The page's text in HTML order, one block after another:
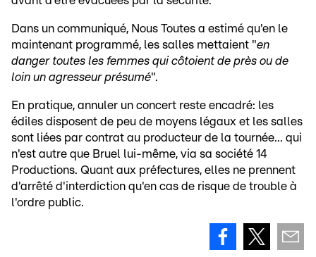
Dans un communiqué, Nous Toutes a estimé qu'en le
maintenant programmé, les salles mettaient "en
danger toutes les femmes qui côtoient de près ou de
loin un agresseur présumé".
En pratique, annuler un concert reste encadré: les
édiles disposent de peu de moyens légaux et les salles
sont liées par contrat au producteur de la tournée... qui
n'est autre que Bruel lui-même, via sa société 14
Productions. Quant aux préfectures, elles ne prennent
d'arrêté d'interdiction qu'en cas de risque de trouble à
l'ordre public.